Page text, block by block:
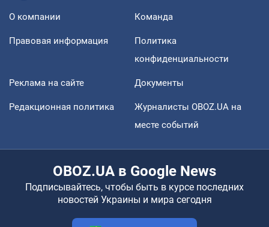
О компании Команда
Правовая информация
Политика
конфиденциальности
Реклама на сайте Документы
Редакционная политика
Журналисты OBOZ.UA на
месте событий
OBOZ.UA в Google News
Подписывайтесь, чтобы быть в курсе последних
новостей Украины и мира сегодня